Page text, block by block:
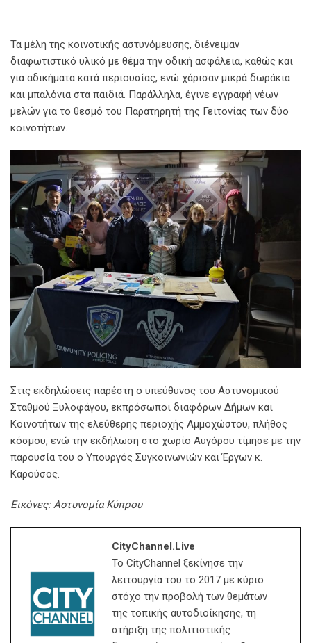
Τα μέλη της κοινοτικής αστυνόμευσης, διένειμαν
διαφωτιστικό υλικό με θέμα την οδική ασφάλεια, καθώς και
για αδικήματα κατά περιουσίας, ενώ χάρισαν μικρά δωράκια
και μπαλόνια στα παιδιά. Παράλληλα, έγινε εγγραφή νέων
μελών για το θεσμό του Παρατηρητή της Γειτονίας των δύο
κοινοτήτων.
Στις εκδηλώσεις παρέστη ο υπεύθυνος του Αστυνομικού
Σταθμού Ξυλοφάγου, εκπρόσωποι διαφόρων Δήμων και
Κοινοτήτων της ελεύθερης περιοχής Αμμοχώστου, πλήθος
κόσμου, ενώ την εκδήλωση στο χωρίο Αυγόρου τίμησε με την
παρουσία του ο Υπουργός Συγκοινωνιών και Έργων κ.
Καρούσος.
Εικόνες: Αστυνομία Κύπρου
CityChannel.live
Το CityChannel ξεκίνησε την
λειτουργία του το 2017 με κύριο
στόχο την προβολή των θεμάτων
της τοπικής αυτοδιοίκησης, τη
στήριξη της πολιτιστικής